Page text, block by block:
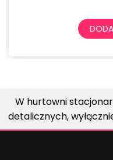
W hurtowni
detalicznych,